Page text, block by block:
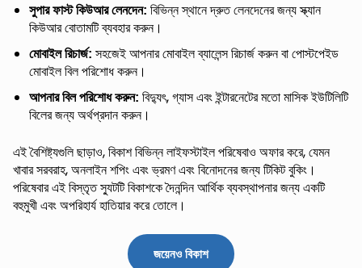
সুপার ফাস্ট কিউআর লেনদেন: বিভিন্ন স্থানে দ্রুত লেনদেনের জন্য স্ক্যান
কিউআর বোতামটি ব্যবহার করুন।
মোবাইল রিচার্জ: সহজেই আপনার মোবাইল ব্যালেন্স রিচার্জ করুন বা পোস্টপেইড
মোবাইল বিল পরিশোধ করুন।
আপনার বিল পরিশোধ করুন: বিদ্যুৎ, গ্যাস এবং ইন্টারনেটের মতো মাসিক ইউটিলিটি
বিলের জন্য অর্থপ্রদান করুন।
এই বৈশিষ্ট্যগুলি ছাড়াও, বিকাশ বিভিন্ন লাইফস্টাইল পরিষেবাও অফার করে, যেমন
খাবার সরবরাহ, অনলাইন শপিং এবং ভ্রমণ এবং বিনোদনের জন্য টিকিট বুকিং।
পরিষেবার এই বিস্তৃত স্যুটটি বিকাশকে দৈনন্দিন আর্থিক ব্যবস্থাপনার জন্য একটি
বহুমুখী এবং অপরিহার্য হাতিয়ার করে তোলে।
জয়েনও বিকাশ